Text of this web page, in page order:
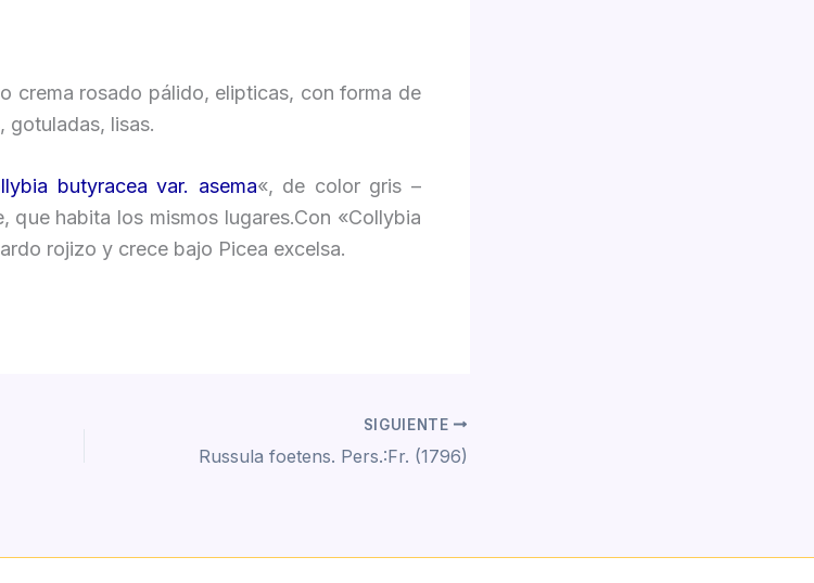
crema rosado pálido, elipticas, con forma de
gotuladas, lisas.
butyracea var. asema«, de color gris –
que habita los mismos lugares.Con «Collybia
rojizo y crece bajo Picea excelsa.
SIGUIENTE
Russula foetens. Pers.:Fr. (1796)